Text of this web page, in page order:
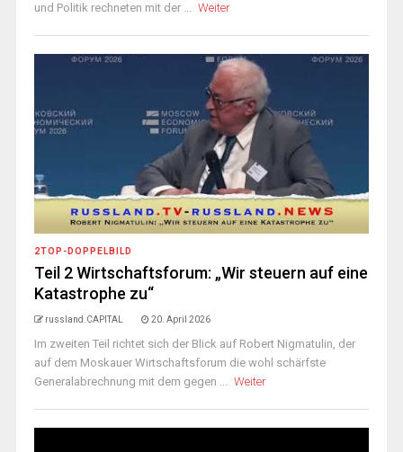
und Politik rechneten mit der ... Weiter
2TOP-DOPPELBILD
Teil 2 Wirtschaftsforum: „Wir steuern auf eine
Katastrophe zu“
russland.CAPITAL 20. April 2026
Im zweiten Teil richtet sich der Blick auf Robert Nigmatulin, der
auf dem Moskauer Wirtschaftsforum die wohl schärfste
Generalabrechnung mit dem gegen ... Weiter